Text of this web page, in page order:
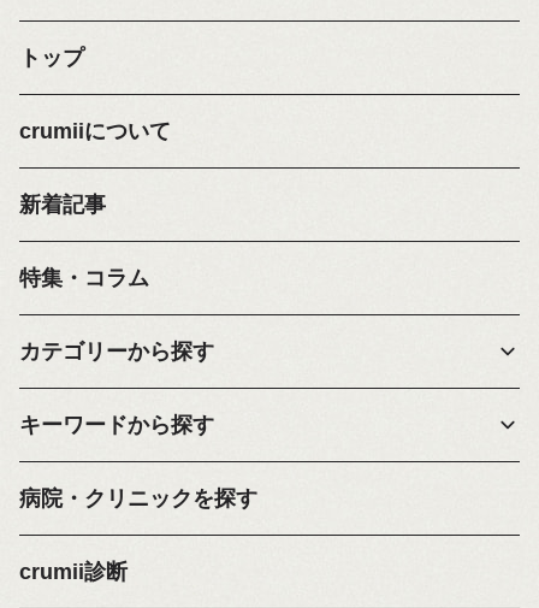
トップ
crumiiについて
新着記事
特集・コラム
カテゴリーから探す
キーワードから探す
病院・クリニックを探す
crumii診断